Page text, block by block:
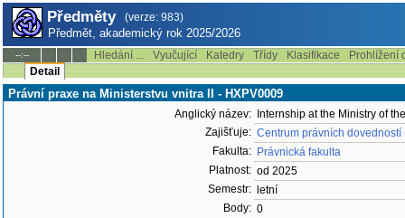
Předměty (verze: 983)
Předmět, akademický rok 2025/2026
--:-- Hledání ... Vyučující Katedry Třídy Klasifikace
Prohlížení
Detail
Právní praxe na Ministerstvu vnitra II - HXPV0009
Anglický název:
Internship at the Ministry of
Zajišťuje: Centrum právních dovedností
Fakulta: Právnická fakulta
Platnost: od 2025
Semestr:
letní
Body: 0